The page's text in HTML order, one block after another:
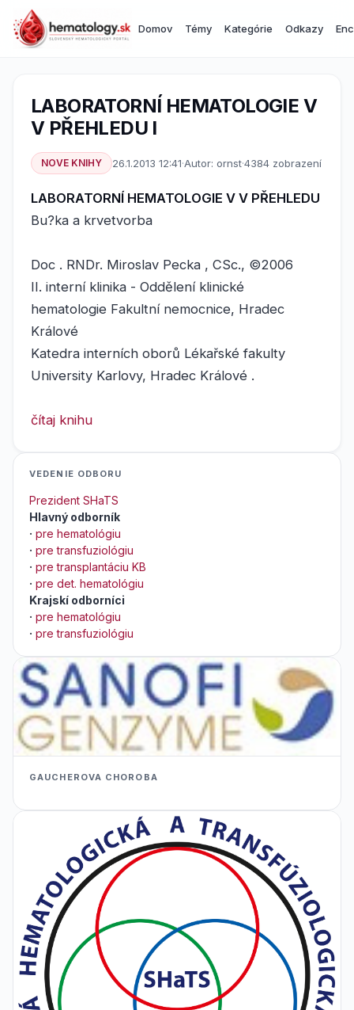
Domov Témy Kategórie Odkazy
LABORATORNÍ HEMATOLOGIE V
V PŘEHLEDU I
NOVE KNIHY 26.1.2013 12:41·Autor: ornst·4384 zobrazení
LABORATORNÍ HEMATOLOGIE V V PŘEHLEDU
Bu?ka a krvetvorba
Doc . RNDr. Miroslav Pecka , CSc., ©2006
II. interní klinika - Oddělení klinické
hematologie Fakultní nemocnice, Hradec
Králové
Katedra interních oborů Lékařské fakulty
University Karlovy, Hradec Králové .
čítaj knihu
VEDENIE ODBORU
Prezident SHaTS
Hlavný odborník
· pre hematológiu
· pre transfuziológiu
· pre transplantáciu KB
· pre det. hematológiu
Krajskí odborníci
· pre hematológiu
· pre transfuziológiu
GAUCHEROVA CHOROBA